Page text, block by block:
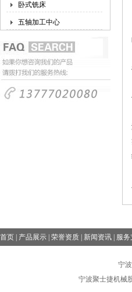
卧式铣床
五轴加工中心
首页 产品展示 荣誉资质 新闻资讯 服务
宁
宁波聚士捷机械